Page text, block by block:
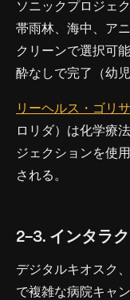
ソニックプロジェ
帯雨林、海中、ア
クリーンで選択可
酔なしで完了（幼
リーヘルス・ゴリ
ロリダ）は化学療
ジェクションを使
される。
2-3. インタラ
デジタルキオスク
で複雑な病院キャ